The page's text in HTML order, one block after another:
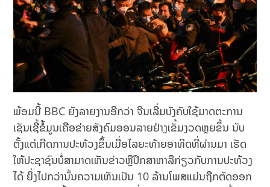
ພ້ອມນີ້ BBC ຍັງລາຍງານອີກວ່າ ຈີນເລີ່ມບັງຄັບໃຊ້ມາດຕະການ
ເຊັນເຊີ້ຂໍ້ມູນເຄືອຂ່າຍສັງຄົມອອນລາຍຢ່າງເຂັ້ມງວດຫຼຍຂຶ້ນ ນັບ
ຕັ້ງແຕ່ເກີດການປະທ້ວງຂຶ້ນເມື່ອໄລຍະທ້າຍອາທິດທີ່ຜ່ານມາ ເຮັດ
ໃຫ້ປະຊາຊົນບໍ່ສາມາດເຫັນຂ່າວຫຼືປຶກສາຫາລືກ່ຽວກັບການປະທ້ວງ
ໄດ້ ຍິ່ງໄປກວ່ານັ້ນຄວາມເຫັນເປັນ 10 ລ້ານໂພສແມ່ນຖືກຕັດອອກ